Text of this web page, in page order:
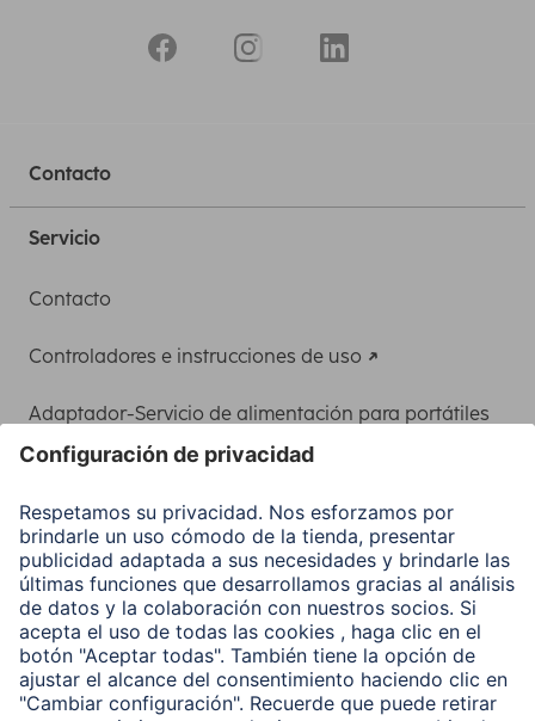
Contacto
Servicio
Contacto
Controladores e instrucciones de uso
Adaptador-Servicio de alimentación para portátiles
Clientes online
Conviértete en distribuidor
Compañía